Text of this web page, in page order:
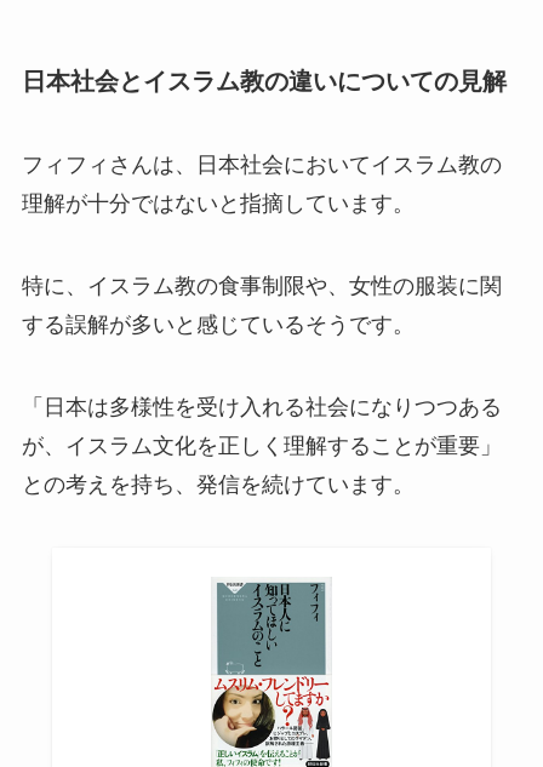
日本社会とイスラム教の違いについての見解
フィフィさんは、日本社会においてイスラム教の
理解が十分ではないと指摘しています。
特に、イスラム教の食事制限や、女性の服装に関
する誤解が多いと感じているそうです。
「日本は多様性を受け入れる社会になりつつある
が、イスラム文化を正しく理解することが重要」
との考えを持ち、発信を続けています。